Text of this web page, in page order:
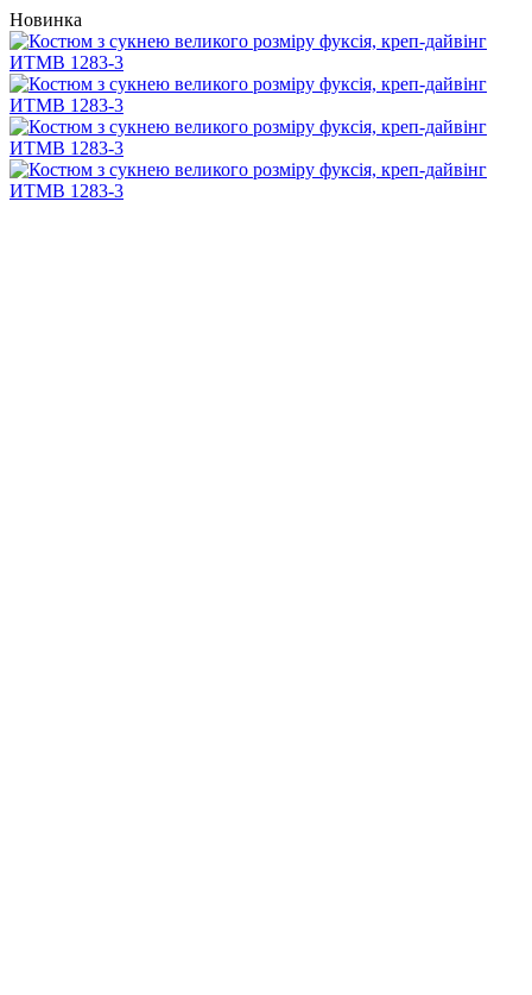
Новинка